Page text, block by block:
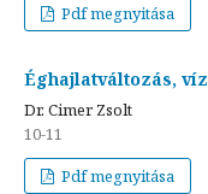
Pdf megnyitása
Éghajlatváltozás,
Dr. Cimer Zsolt
10-11
Pdf megnyitása